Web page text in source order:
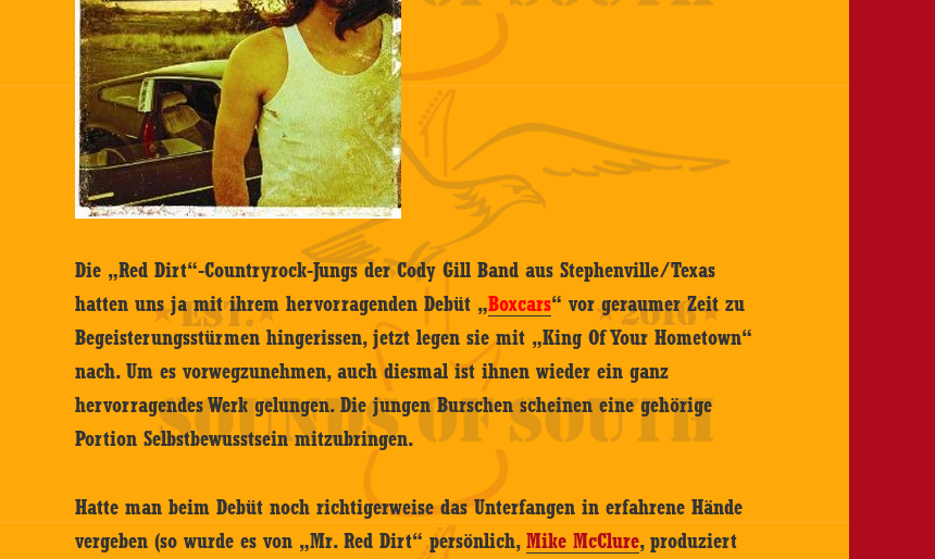
Die „Red Dirt“-Countryrock-Jungs der Cody Gill Band aus Stephenville/Texas
hatten uns ja mit ihrem hervorragenden Debüt „Boxcars“ vor geraumer Zeit zu
Begeisterungsstürmen hingerissen, jetzt legen sie mit „King Of Your Hometown“
nach. Um es vorwegzunehmen, auch diesmal ist ihnen wieder ein ganz
hervorragendes Werk gelungen. Die jungen Burschen scheinen eine gehörige
Portion Selbstbewusstsein mitzubringen.
Hatte man beim Debüt noch richtigerweise das Unterfangen in erfahrene Hände
vergeben (so wurde es von „Mr. Red Dirt“ persönlich,Mike McClure, produziert